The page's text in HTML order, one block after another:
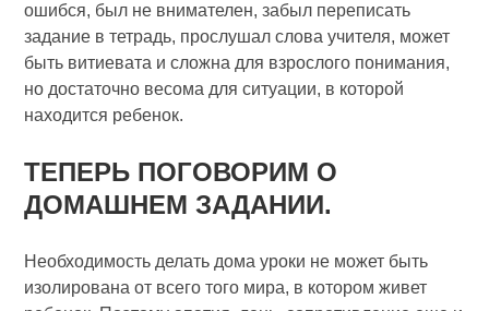
ошибся, был не внимателен, забыл переписать
задание в тетрадь, прослушал слова учителя, может
быть витиевата и сложна для взрослого понимания,
но достаточно весома для ситуации, в которой
находится ребенок.
ТЕПЕРЬ ПОГОВОРИМ О
ДОМАШНЕМ ЗАДАНИИ.
Необходимость делать дома уроки не может быть
изолирована от всего того мира, в котором живет